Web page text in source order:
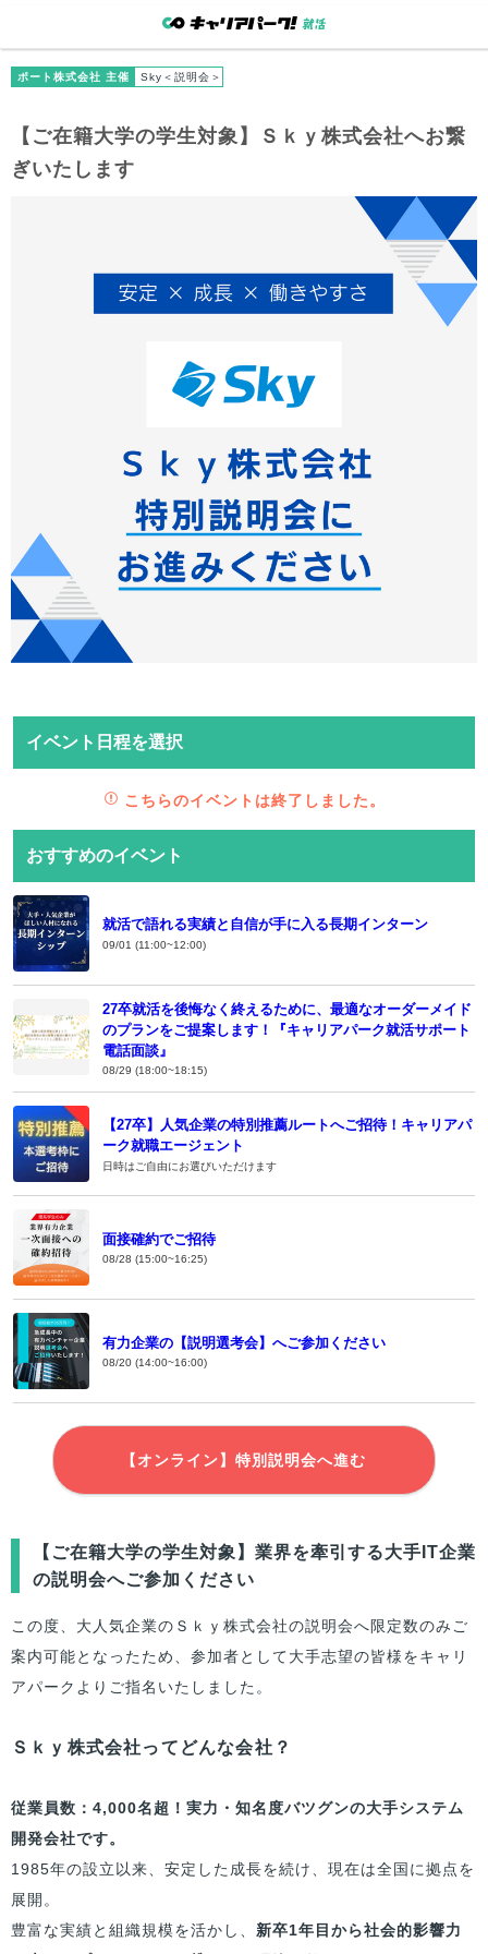
ポート株式会社 主催 Sky＜説明会＞
【 ご在籍大学の学生対象】Ｓｋｙ株式会社へお繋
ぎいたします
イベント日程を選択
こちらのイベントは終了しました。
おすすめのイベント
就活で語れる実績と自信が手に入る長期インターン
09/01 (11:00~12:00)
27卒就活を後悔なく終えるために、最適なオーダーメイド
のプランをご提案します！『キャリアパーク就活サポート
電話面談』
08/29 (18:00~18:15)
【27卒】人気企業の特別推薦ルートへご招待！キャリアパ
ーク就職エージェント
日時はご自由にお選びいただけます
面接確約でご招待
08/28 (15:00~16:25)
有力企業の【説明選考会】へご参加ください
08/20 (14:00~16:00)
【オンライン】特別説明会へ進む
【 ご在籍大学の学生対象】業界を牽引する大手IT企業
の説明会へご参加ください
この度、大人気企業のＳｋｙ株式会社の説明会へ限定数のみご
案内可能となったため、参加者として大手志望の皆様をキャリ
アパークよりご指名いたしました。
Ｓｋｙ株式会社ってどんな会社？
従業員数：4,000名超！実力・知名度バツグンの大手システム
開発会社です。
1985年の設立以来、安定した成長を続け、現在は全国に拠点を
展開。
豊富な実績と組織規模を活かし、 新卒1年目から社会的影響力